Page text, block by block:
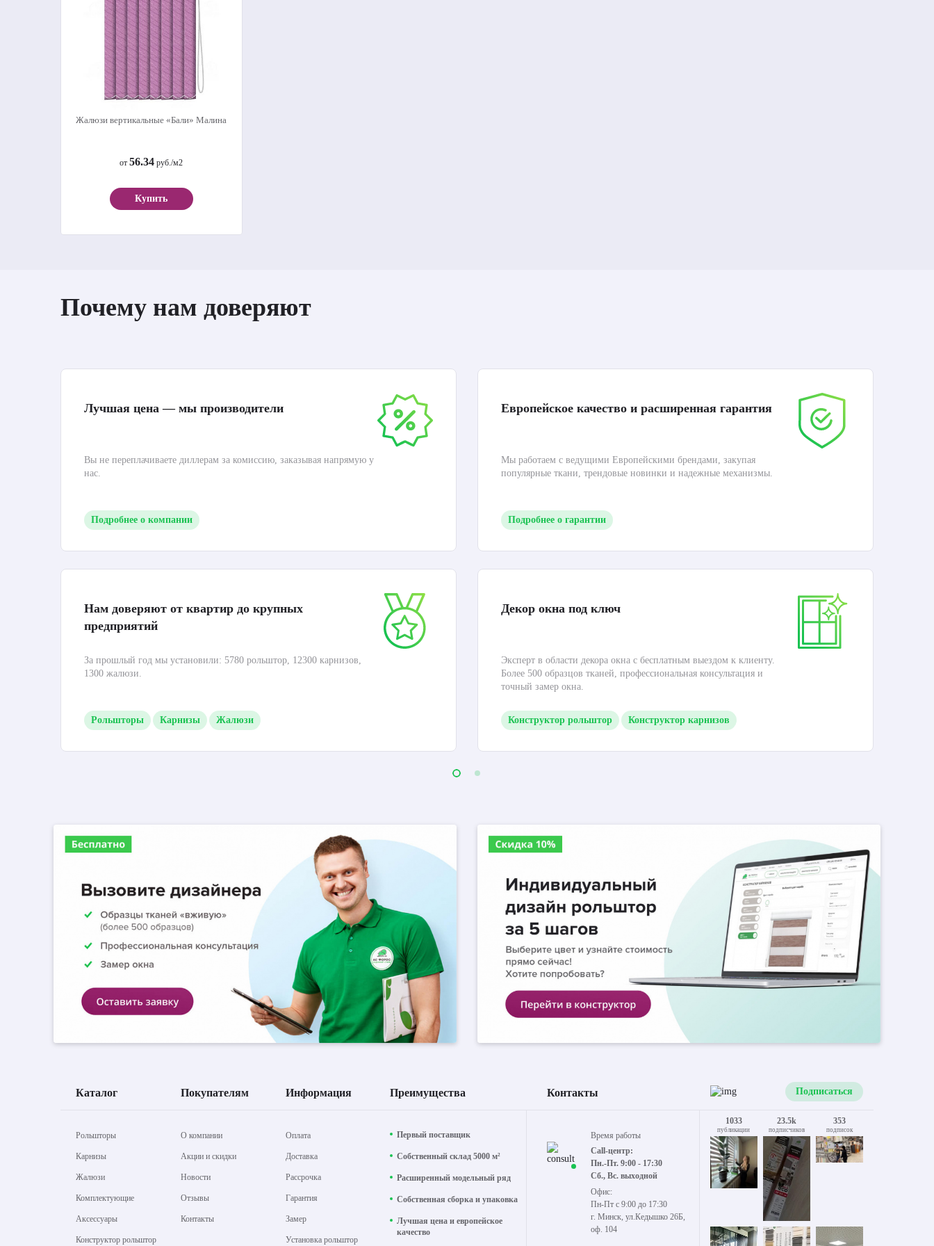
Жалюзи вертикальные «Бали» Малина
от56.34 руб./м2
Купить
Почему нам доверяют
Лучшая цена — мы производители
Вы не переплачиваете диллерам за комиссию, заказывая напрямую у
нас.
Подробнее о компании
Нам доверяют от квартир до крупных
предприятий
За прошлый год мы установили: 5780 рольштор, 12300 карнизов,
1300 жалюзи.
Рольшторы Карнизы Жалюзи
Европейское качество и расширенная гарантия
Мы работаем с ведущими Европейскими брендами, закупая
популярные ткани, трендовые новинки и надежные механизмы.
Подробнее о гарантии
Декор окна под ключ
Эксперт в области декора окна с бесплатным выездом к клиенту.
Более 500 образцов тканей, профессиональная консультация и
точный замер окна.
Конструктор рольштор Конструктор карнизов
Каталог Покупателям Информация Преимущества
Рольшторы
Карнизы
Жалюзи
Комплектующие
Аксессуары
Конструктор рольштор
О компании
Акции и скидки
Новости
Отзывы
Контакты
Оплата
Доставка
Рассрочка
Гарантия
Замер
Установка рольштор
Первый поставщик
Собственный склад 5000 м²
Расширенный модельный ряд
Собственная сборка и упаковка
Лучшая цена и европейское
качество
Контакты
Время работы
Call-центр:
Пн.-Пт. 9:00 - 17:30
Сб., Вс. выходной
Офис:
Пн-Пт с 9:00 до 17:30
г. Минск, ул.Кедышко 26Б,
оф. 104
Подписаться
1033
публикации
23.5k
подписчиков
353
подписок